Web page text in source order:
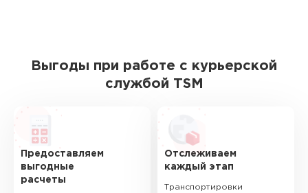
Выгоды при работе с курьерской
службой TSM
Предоставляем
выгодные
расчеты
Отслеживаем
каждый этап
Транспортировки